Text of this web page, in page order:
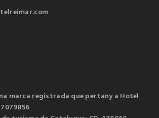
marca registrada que pertany a Hotel